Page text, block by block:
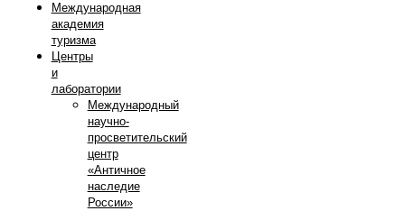
Международная
академия
туризма
Центры
и
лаборатории
Международный
научно-
просветительский
центр
«Античное
наследие
России»